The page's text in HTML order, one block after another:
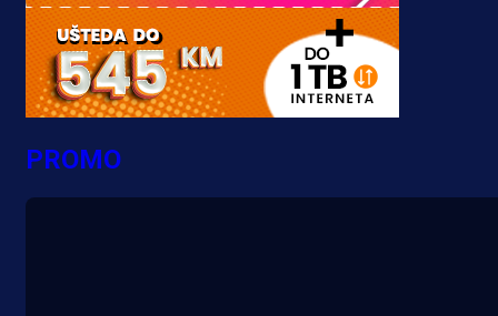
PROMO